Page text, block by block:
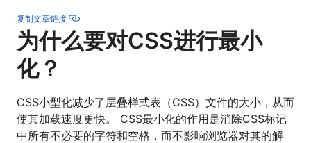
复制文章链接
为什么要对CSS进行最小
化？
CSS小型化减少了层叠样式表（CSS）文件的大小，从而
使其加载速度更快。 CSS最小化的作用是消除CSS标记
中所有不必要的字符和空格，而不影响浏览器对其的解